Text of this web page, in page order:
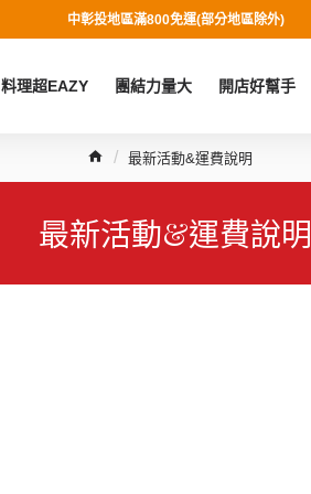
中彰投地區滿800免運(部分地區除外)
料理超EAZY 團結力量大 開店好幫手
最新活動&運費說明
最新活動&運費說明